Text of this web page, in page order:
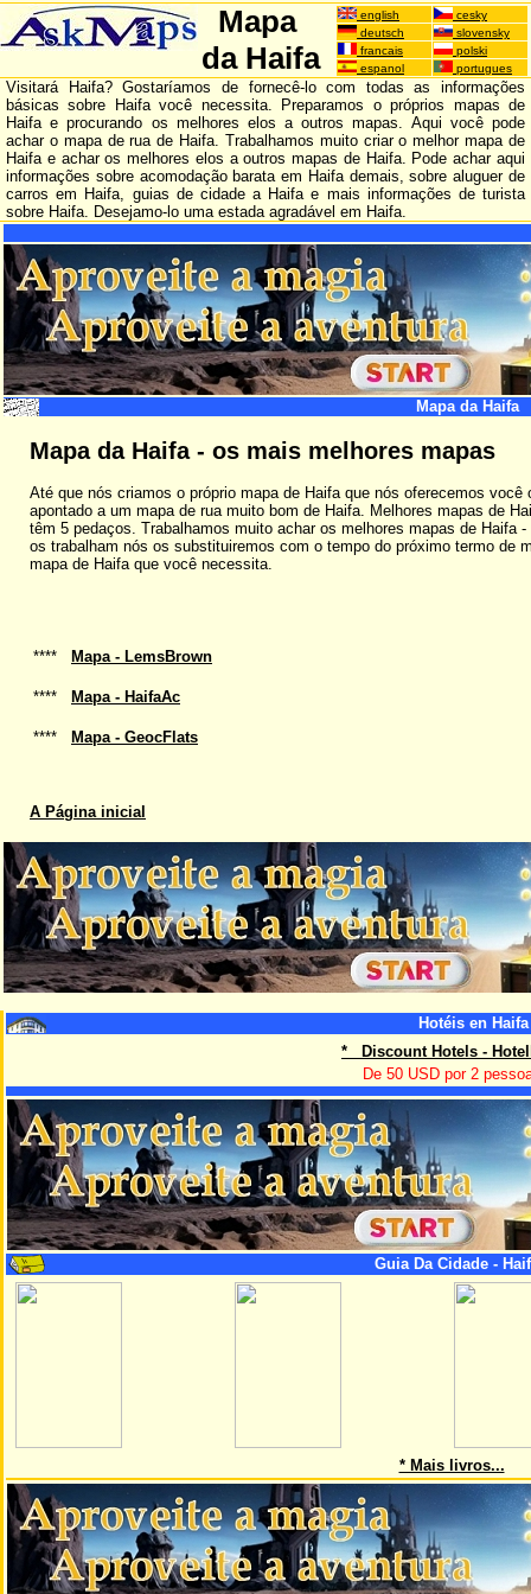
Mapa
da Haifa
english
cesky
deutsch
slovensky
francais
polski
espanol
portugues
Visitará Haifa? Gostaríamos de fornecê-lo com todas as informações
básicas sobre Haifa você necessita. Preparamos o próprios mapas de
Haifa e procurando os melhores elos a outros mapas. Aqui você pode
achar o mapa de rua de Haifa. Trabalhamos muito criar o melhor mapa de
Haifa e achar os melhores elos a outros mapas de Haifa. Pode achar aqui
informações sobre acomodação barata em Haifa demais, sobre aluguer de
carros em Haifa, guias de cidade a Haifa e mais informações de turista
sobre Haifa. Desejamo-lo uma estada agradável em Haifa.
Mapa da Haifa
Mapa da Haifa - os mais melhores mapas
Até que nós criamos o próprio mapa de Haifa que nós oferecemos
apontado a um mapa de rua muito bom de Haifa. Melhores mapas de
têm 5 pedaços. Trabalhamos muito achar os melhores mapas de Haifa
os trabalham nós os substituiremos com o tempo do próximo termo de
mapa de Haifa que você necessita.
**** Mapa - LemsBrown
**** Mapa - HaifaAc
**** Mapa - GeocFlats
A Página inicial
Hotéis en Haifa
* Discount Hotels -
De 50 USD por 2
Guia Da Cidade -
* Mais livros...